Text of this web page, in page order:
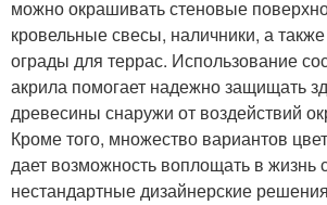
можно окрашивать стеновые
кровельные свесы, наличники, а
ограды для террас. Использование
акрила помогает надежно защищать
древесины снаружи от воздействий
Кроме того, множество вариантов
дает возможность воплощать в жизнь
нестандартные дизайнерские